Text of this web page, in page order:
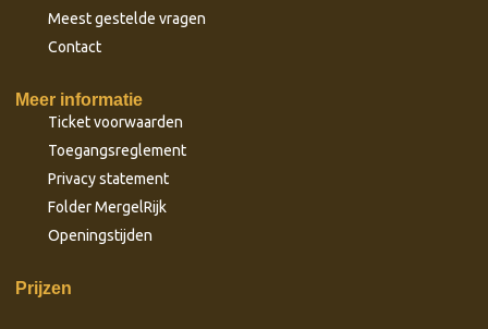
Meest gestelde vragen
Contact
Meer informatie
Ticket voorwaarden
Toegangsreglement
Privacy statement
Folder MergelRijk
Openingstijden
Prijzen